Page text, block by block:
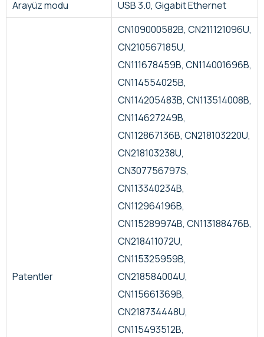
Arayüz modu USB 3.0, Gigabit Ethernet
Patentler
CN109000582B, CN211121096U,
CN210567185U,
CN111678459B, CN114001696B,
CN114554025B,
CN114205483B, CN113514008B,
CN114627249B,
CN112867136B, CN218103220U,
CN218103238U,
CN307756797S,
CN113340234B,
CN112964196B,
CN115289974B, CN113188476B,
CN218411072U,
CN115325959B,
CN218584004U,
CN115661369B,
CN218734448U,
CN115493512B,